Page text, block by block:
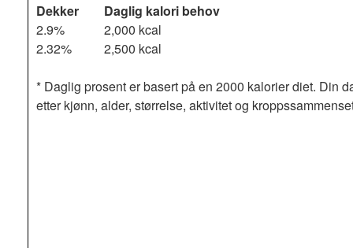
Dekker
Daglig kalori behov
2.9%
2,000 kcal
2.32%
2,500 kcal
* Daglig prosent er basert på en 2000 kalorier diet. Din
etter kjønn, alder, størrelse, aktivitet og